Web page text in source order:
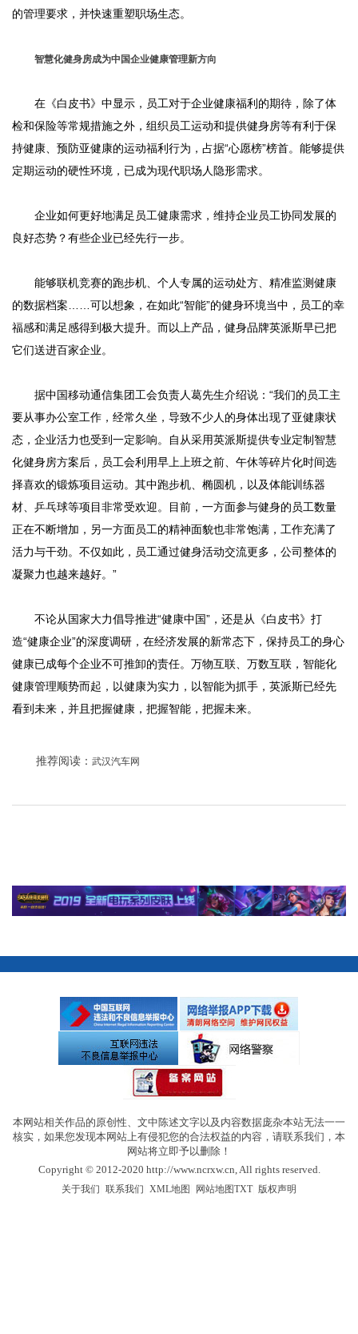
的管理要求，并快速重塑职场生态。
智慧化健身房成为中国企业健康管理新方向
在《白皮书》中显示，员工对于企业健康福利的期待，除了体
检和保险等常规措施之外，组织员工运动和提供健身房等有利于保
持健康、预防亚健康的运动福利行为，占据“心愿榜”榜首。能够提供
定期运动的硬性环境，已成为现代职场人隐形需求。
企业如何更好地满足员工健康需求，维持企业员工协同发展的
良好态势？有些企业已经先行一步。
能够联机竞赛的跑步机、个人专属的运动处方、精准监测健康
的数据档案……可以想象，在如此“智能”的健身环境当中，员工的幸
福感和满足感得到极大提升。而以上产品，健身品牌英派斯早已把
它们送进百家企业。
据中国移动通信集团工会负责人葛先生介绍说：“我们的员工主
要从事办公室工作，经常久坐，导致不少人的身体出现了亚健康状
态，企业活力也受到一定影响。自从采用英派斯提供专业定制智慧
化健身房方案后，员工会利用早上上班之前、午休等碎片化时间选
择喜欢的锻炼项目运动。其中跑步机、椭圆机，以及体能训练器
材、乒乓球等项目非常受欢迎。目前，一方面参与健身的员工数量
正在不断增加，另一方面员工的精神面貌也非常饱满，工作充满了
活力与干劲。不仅如此，员工通过健身活动交流更多，公司整体的
凝聚力也越来越好。”
不论从国家大力倡导推进“健康中国”，还是从《白皮书》打
造“健康企业”的深度调研，在经济发展的新常态下，保持员工的身心
健康已成每个企业不可推卸的责任。万物互联、万数互联，智能化
健康管理顺势而起，以健康为实力，以智能为抓手，英派斯已经先
看到未来，并且把握健康，把握智能，把握未来。
推荐阅读： 武汉汽车网
本网站相关作品的原创性、文中陈述文字以及内容数据庞杂本站无法一一
核实，如果您发现本网站上有侵犯您的合法权益的内容，请联系我们，本
网站将立即予以删除！
Copyright © 2012-2020 http://www.ncrxw.cn, All rights reserved.
关于我们 联系我们 XML地图 网站地图TXT| 版权声明